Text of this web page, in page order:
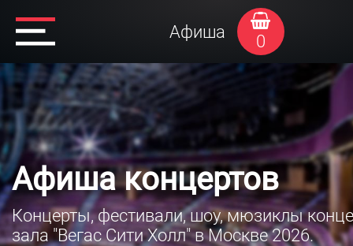
Афиша 0
Афиша концертов
Концерты, фестивали, шоу, мюзиклы
зала "Вегас Сити Холл" в Москве 2026.